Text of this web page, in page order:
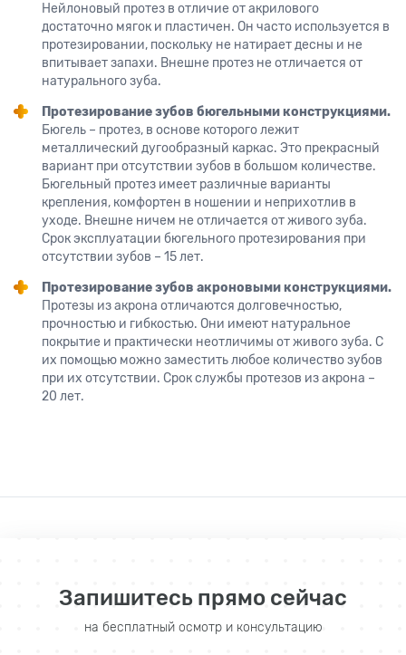
Нейлоновый протез в отличие от акрилового
достаточно мягок и пластичен. Он часто используется в
протезировании, поскольку не натирает десны и не
впитывает запахи. Внешне протез не отличается от
натурального зуба.
Протезирование зубов бюгельными конструкциями.
Бюгель – протез, в основе которого лежит
металлический дугообразный каркас. Это прекрасный
вариант при отсутствии зубов в большом количестве.
Бюгельный протез имеет различные варианты
крепления, комфортен в ношении и неприхотлив в
уходе. Внешне ничем не отличается от живого зуба.
Срок эксплуатации бюгельного протезирования при
отсутствии зубов – 15 лет.
Протезирование зубов акроновыми конструкциями.
Протезы из акрона отличаются долговечностью,
прочностью и гибкостью. Они имеют натуральное
покрытие и практически неотличимы от живого зуба. С
их помощью можно заместить любое количество зубов
при их отсутствии. Срок службы протезов из акрона –
20 лет.
Запишитесь прямо сейчас
на бесплатный осмотр и консультацию